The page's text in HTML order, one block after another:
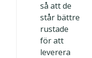
så att de
står bättre
rustade
för att
leverera